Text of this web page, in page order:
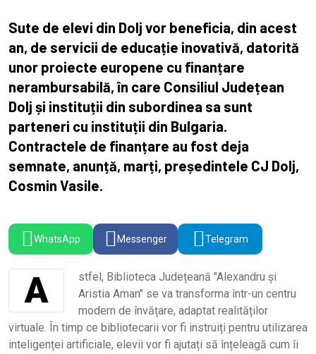
Sute de elevi din Dolj vor beneficia, din acest
an, de servicii de educație inovativă, datorită
unor proiecte europene cu finanțare
nerambursabilă, în care Consiliul Județean
Dolj și instituții din subordinea sa sunt
parteneri cu instituții din Bulgaria.
Contractele de finanțare au fost deja
semnate, anunță, marți, președintele CJ Dolj,
Cosmin Vasile.
WhatsApp Messenger Telegram
Astfel, Biblioteca Județeană "Alexandru și
Aristia Aman" se va transforma într-un centru
modern de învățare, adaptat realităților
virtuale. În timp ce bibliotecarii vor fi instruiți pentru utilizarea
inteligenței artificiale, elevii vor fi ajutați să înțeleagă cum îi